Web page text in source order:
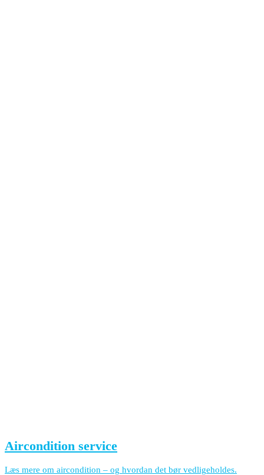
Aircondition service
Læs mere om aircondition – og hvordan det bør vedligeholdes.